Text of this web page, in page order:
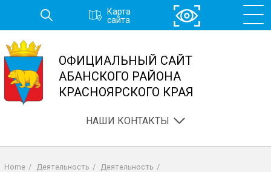
основному
содержанию
Карта
сайта
ОФИЦИАЛЬНЫЙ САЙТ
АБАНСКОГО РАЙОНА
КРАСНОЯРСКОГО КРАЯ
НАШИ КОНТАКТЫ
Home / Деятельность / Деятельность /